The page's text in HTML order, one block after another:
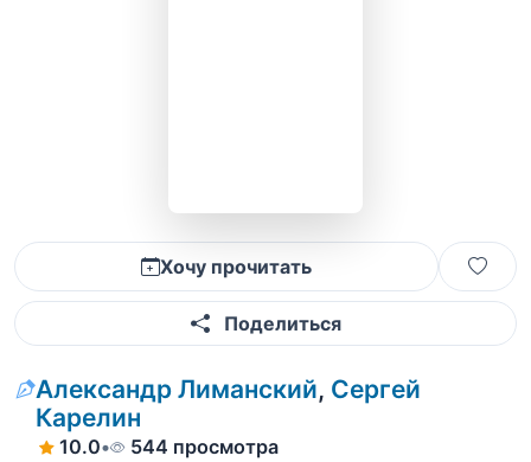
Хочу прочитать
Поделиться
Александр Лиманский, Сергей
Карелин
10.0• 544 просмотра